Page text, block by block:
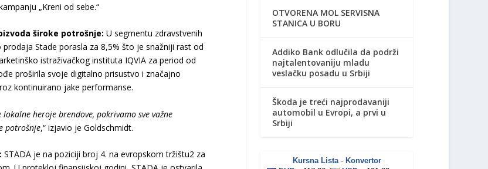
„Kreni od sebe.“
široke potrošnje: U segmentu zdravstvenih
Stade porasla za 8,5% što je snažniji rast od
istraživačkog instituta IQVIA za period od
proširila svoje digitalno prisustvo i značajno
kontinuirano jake performanse.
heroje brendove, pokrivamo sve važne
potrošnje,“ izjavio je Goldschmidt.
STADA je na poziciji broj 4. na evropskom tržištu2 za
OTVORENA MOL SERVISNA
STANICA U BORU
Addiko Bank odlučila da podrži
najtalentovaniju mladu
veslačku posadu u Srbiji
Škoda je treći najprodavaniji
automobil u Evropi, a prvi u
Srbiji